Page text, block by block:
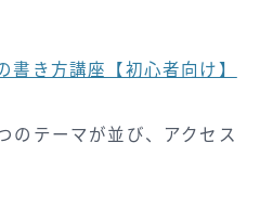
書き方講座【初心者向け】
のテーマが並び、アクセス